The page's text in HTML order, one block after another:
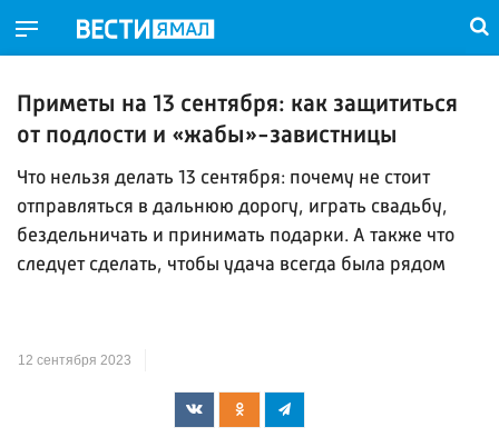
Приметы на 13 сентября: как защититься
от подлости и «жабы»-завистницы
Что нельзя делать 13 сентября: почему не стоит
отправляться в дальнюю дорогу, играть свадьбу,
бездельничать и принимать подарки. А также что
следует сделать, чтобы удача всегда была рядом
12 сентября 2023